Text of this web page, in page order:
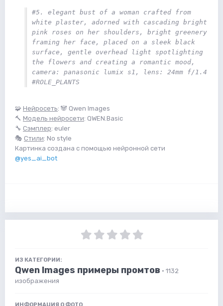
#5. elegant bust of a woman crafted from
white plaster, adorned with cascading bright
pink roses on her shoulders, bright greenery
framing her face, placed on a sleek black
surface, gentle overhead light spotlighting
the flowers and creating a romantic mood,
camera: panasonic lumix s1, lens: 24mm f/1.4
#ROLE_PLANTS
🧩 Нейросеть: 🐼 Qwen Images
🔨 Модель нейросети: QWEN.Basic
🔧 Сэмплер: euler
🎭 Стили: No style
Картинка создана с помощью нейронной сети
@yes_ai_bot
ИЗ КАТЕГОРИИ:
Qwen Images примеры промтов · 1132
изображения
ИНФОРМАЦИЯ О ФОТО